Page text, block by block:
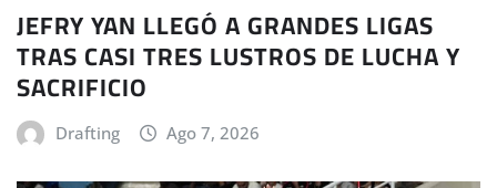
JEFRY YAN LLEGÓ A GRANDES LIGAS
TRAS CASI TRES LUSTROS DE LUCHA Y
SACRIFICIO
Drafting Ago 7, 2026